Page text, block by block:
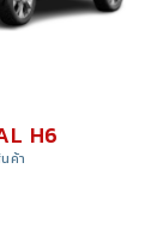
H6
ค้า